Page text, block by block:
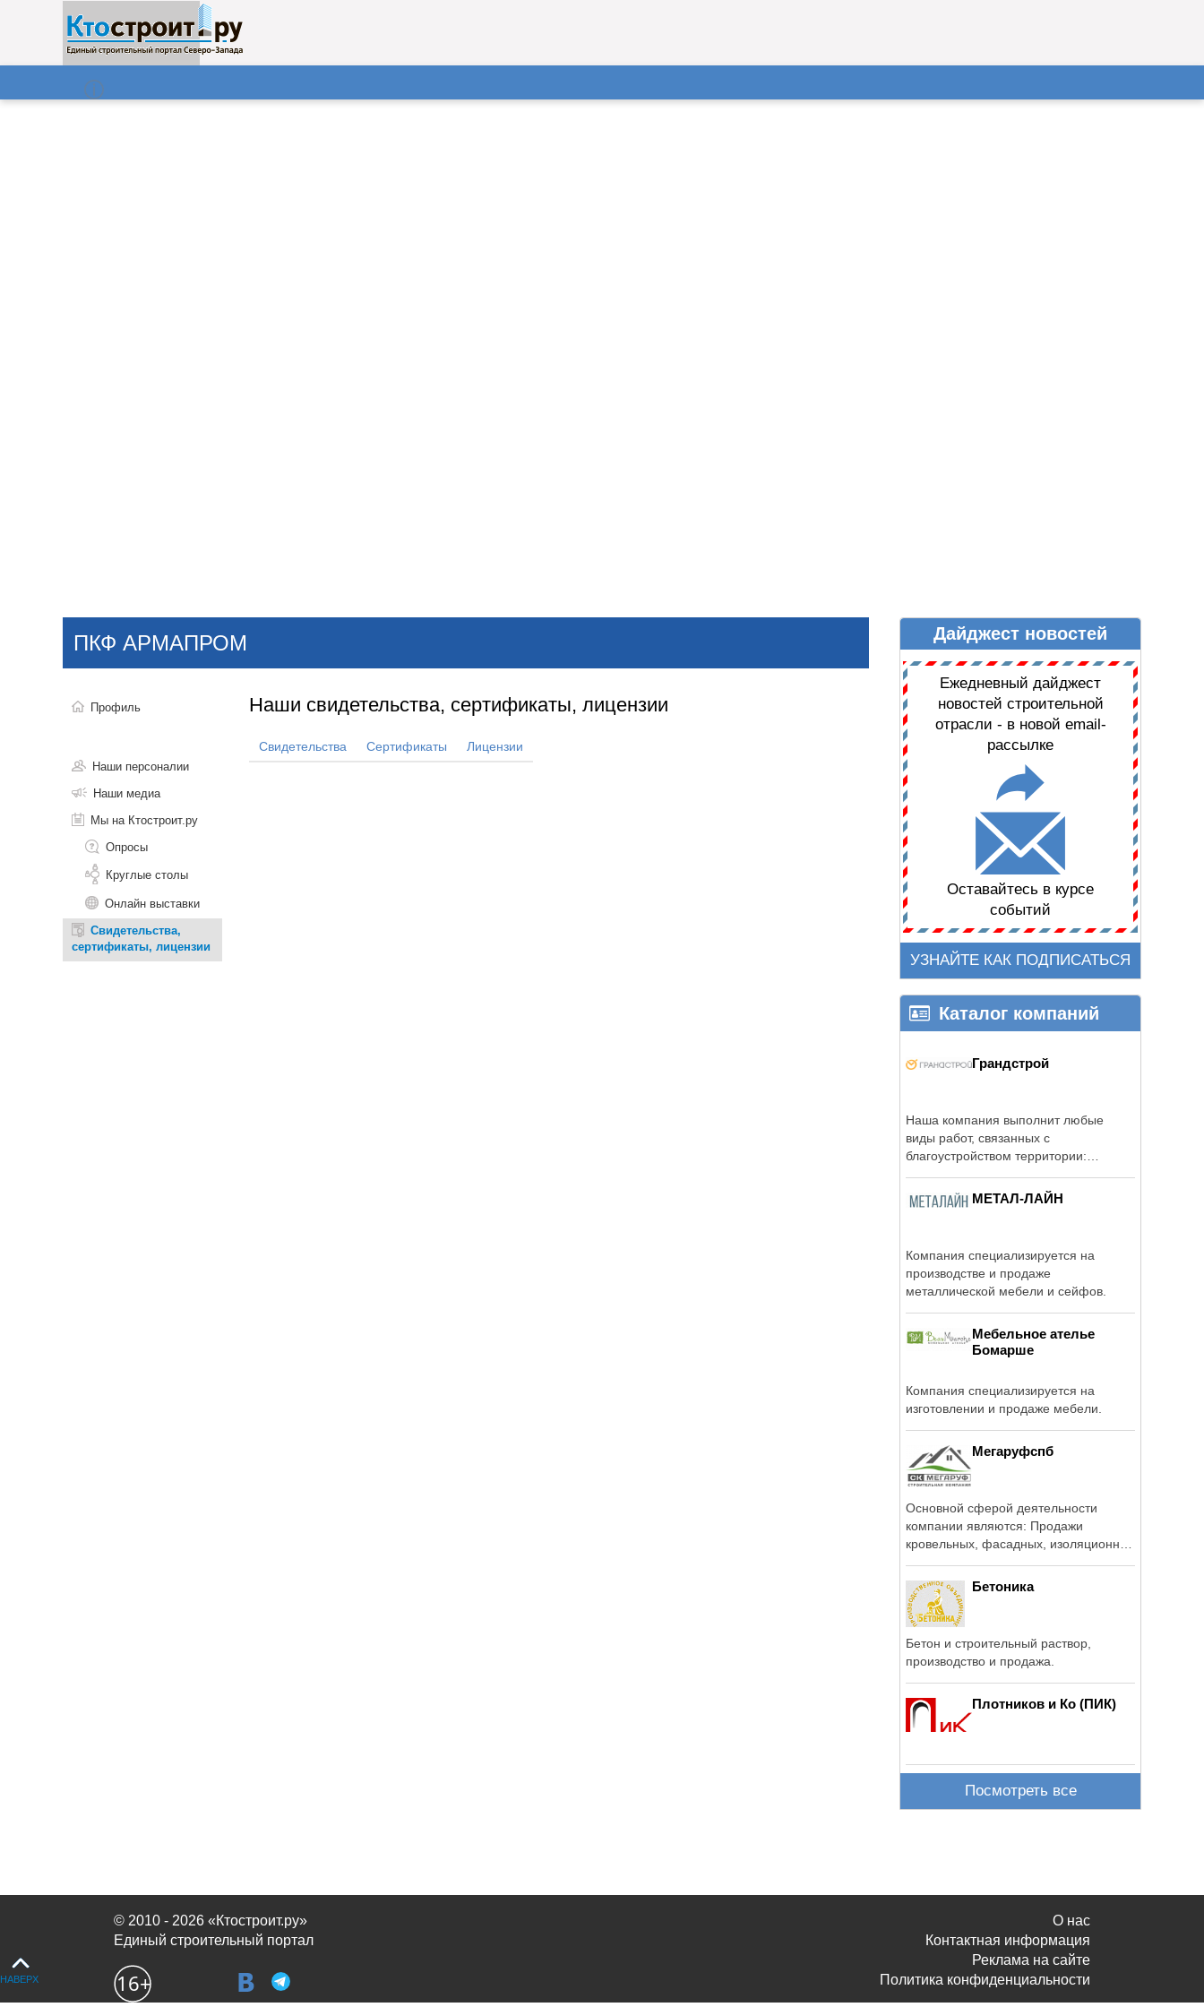
Поиск
НОВОСТИ СТАТЬИ ДАЙДЖЕСТ НОВОСТЕЙ
ПКФ АРМАПРОМ
Профиль
Наши персоналии
Наши медиа
Мы на Ктостроит.ру
Опросы
Круглые столы
Онлайн выставки
Свидетельства,
сертификаты, лицензии
Наши свидетельства, сертификаты, лицензии
Свидетельства Сертификаты Лицензии
Дайджест новостей
Ежедневный дайджест
новостей строительной
отрасли - в новой email-
рассылке
Оставайтесь в курсе
событий
УЗНАЙТЕ КАК ПОДПИСАТЬСЯ
Каталог компаний
Грандстрой
Наша компания выполнит любые
виды работ, связанных с
благоустройством территории:
МЕТАЛ-ЛАЙН
Компания специализируется на
производстве и продаже
металлической мебели и сейфов.
Мебельное ателье
Бомарше
Компания специализируется на
изготовлении и продаже мебели.
Мегаруфспб
Основной сферой деятельности
компании являются: Продажи
кровельных, фасадных, изоляционных
Бетоника
Бетон и строительный раствор,
производство и продажа.
Плотников и Ко (ПИК)
Посмотреть все
© 2010 - 2026 «Ктостроит.ру»
Единый строительный портал
О нас
Контактная информация
Реклама на сайте
Политика конфиденциальности
НАВЕРХ